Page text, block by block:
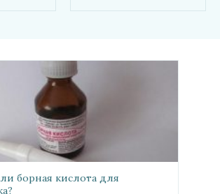
борная кислота для